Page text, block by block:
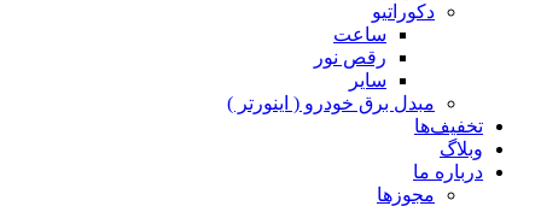
دکوراتیو
ساعت
رقص نور
سایر
مبدل برق خودرو ( اینورتر )
تخفیف‌ها
وبلاگ
درباره ما
مجوزها